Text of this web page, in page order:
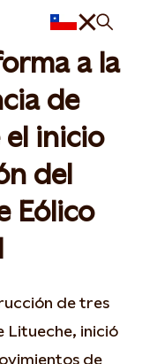
a la
de
inicio
del
Eólico
de tres
Litueche, inició
de